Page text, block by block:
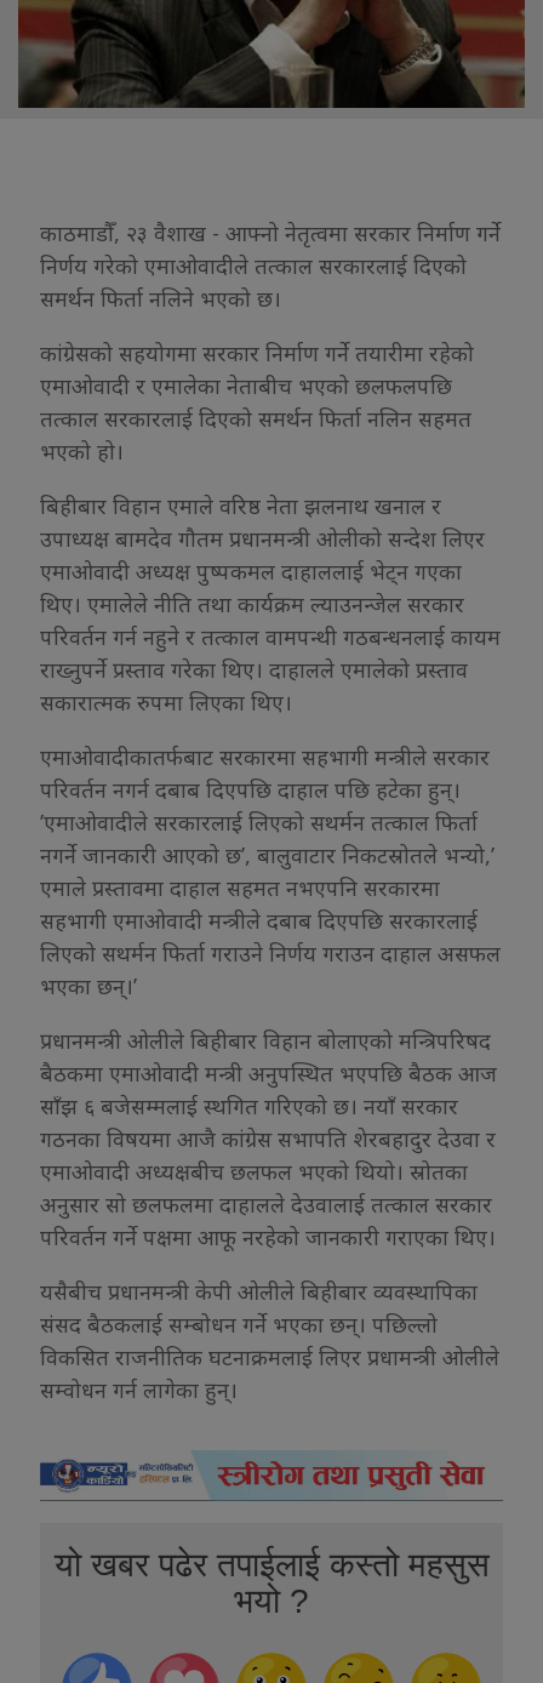
काठमाडौँ, २३ वैशाख - आफ्नो नेतृत्वमा सरकार निर्माण गर्ने
निर्णय गरेको एमाओवादीले तत्काल सरकारलाई दिएको
समर्थन फिर्ता नलिने भएको छ।
कांग्रेसको सहयोगमा सरकार निर्माण गर्ने तयारीमा रहेको
एमाओवादी र एमालेका नेताबीच भएको छलफलपछि
तत्काल सरकारलाई दिएको समर्थन फिर्ता नलिन सहमत
भएको हो।
बिहीबार विहान एमाले वरिष्ठ नेता झलनाथ खनाल र
उपाध्यक्ष बामदेव गौतम प्रधानमन्त्री ओलीको सन्देश लिएर
एमाओवादी अध्यक्ष पुष्पकमल दाहाललाई भेट्न गएका
थिए। एमालेले नीति तथा कार्यक्रम ल्याउनन्जेल सरकार
परिवर्तन गर्न नहुने र तत्काल वामपन्थी गठबन्धनलाई कायम
राख्नुपर्ने प्रस्ताव गरेका थिए। दाहालले एमालेको प्रस्ताव
सकारात्मक रुपमा लिएका थिए।
एमाओवादीकातर्फबाट सरकारमा सहभागी मन्त्रीले सरकार
परिवर्तन नगर्न दबाब दिएपछि दाहाल पछि हटेका हुन्।
’एमाओवादीले सरकारलाई लिएको सथर्मन तत्काल फिर्ता
नगर्ने जानकारी आएको छ’, बालुवाटार निकटस्रोतले भन्यो,’
एमाले प्रस्तावमा दाहाल सहमत नभएपनि सरकारमा
सहभागी एमाओवादी मन्त्रीले दबाब दिएपछि सरकारलाई
लिएको सथर्मन फिर्ता गराउने निर्णय गराउन दाहाल असफल
भएका छन्।’
प्रधानमन्त्री ओलीले बिहीबार विहान बोलाएको मन्त्रिपरिषद
बैठकमा एमाओवादी मन्त्री अनुपस्थित भएपछि बैठक आज
साँझ ६ बजेसम्मलाई स्थगित गरिएको छ। नयाँ सरकार
गठनका विषयमा आजै कांग्रेस सभापति शेरबहादुर देउवा र
एमाओवादी अध्यक्षबीच छलफल भएको थियो। स्रोतका
अनुसार सो छलफलमा दाहालले देउवालाई तत्काल सरकार
परिवर्तन गर्ने पक्षमा आफू नरहेको जानकारी गराएका थिए।
यसैबीच प्रधानमन्त्री केपी ओलीले बिहीबार व्यवस्थापिका
संसद बैठकलाई सम्बोधन गर्ने भएका छन्। पछिल्लो
विकसित राजनीतिक घटनाक्रमलाई लिएर प्रधामन्त्री ओलीले
सम्वोधन गर्न लागेका हुन्।
यो खबर पढेर तपाईलाई कस्तो महसुस
भयो ?